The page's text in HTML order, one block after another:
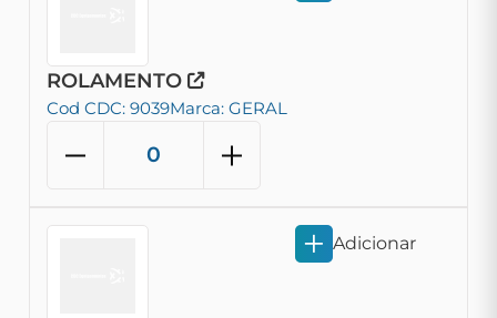
ROLAMENTO
Cod CDC: 9039Marca: GERAL
Adicionar